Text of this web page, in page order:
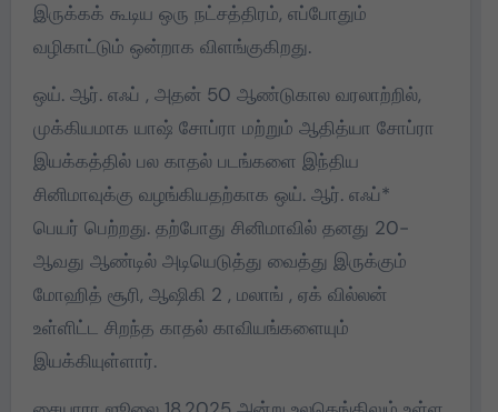
இருக்கக் கூடிய ஒரு நட்சத்திரம், எப்போதும்
வழிகாட்டும் ஒன்றாக விளங்குகிறது.
ஒய். ஆர். எஃப் , அதன் 50 ஆண்டுகால வரலாற்றில்,
முக்கியமாக யாஷ் சோப்ரா மற்றும் ஆதித்யா சோப்ரா
இயக்கத்தில் பல காதல் படங்களை இந்திய
சினிமாவுக்கு வழங்கியதற்காக ஒய். ஆர். எஃப்*
பெயர் பெற்றது. தற்போது சினிமாவில் தனது 20-
ஆவது ஆண்டில் அடியெடுத்து வைத்து இருக்கும்
மோஹித் சூரி, ஆஷிகி 2 , மலாங் , ஏக் வில்லன்
உள்ளிட்ட சிறந்த காதல் காவியங்களையும்
இயக்கியுள்ளார்.